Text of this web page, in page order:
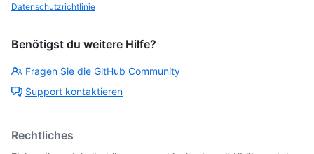
Datenschutzrichtlinie
Benötigst du weitere Hilfe?
Fragen Sie die GitHub Community
Support kontaktieren
Rechtliches